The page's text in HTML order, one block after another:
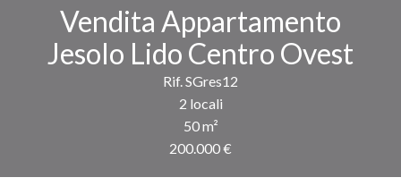
Vendita Appartamento
Jesolo Lido Centro Ovest
Rif. SGres12
2 locali
50 m²
200.000 €